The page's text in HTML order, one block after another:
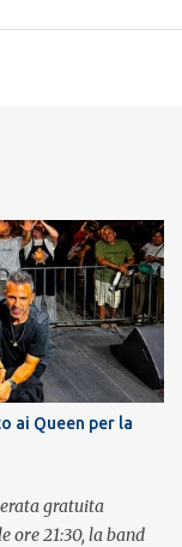
ai Queen per la
gratuita
ore 21:30, la band